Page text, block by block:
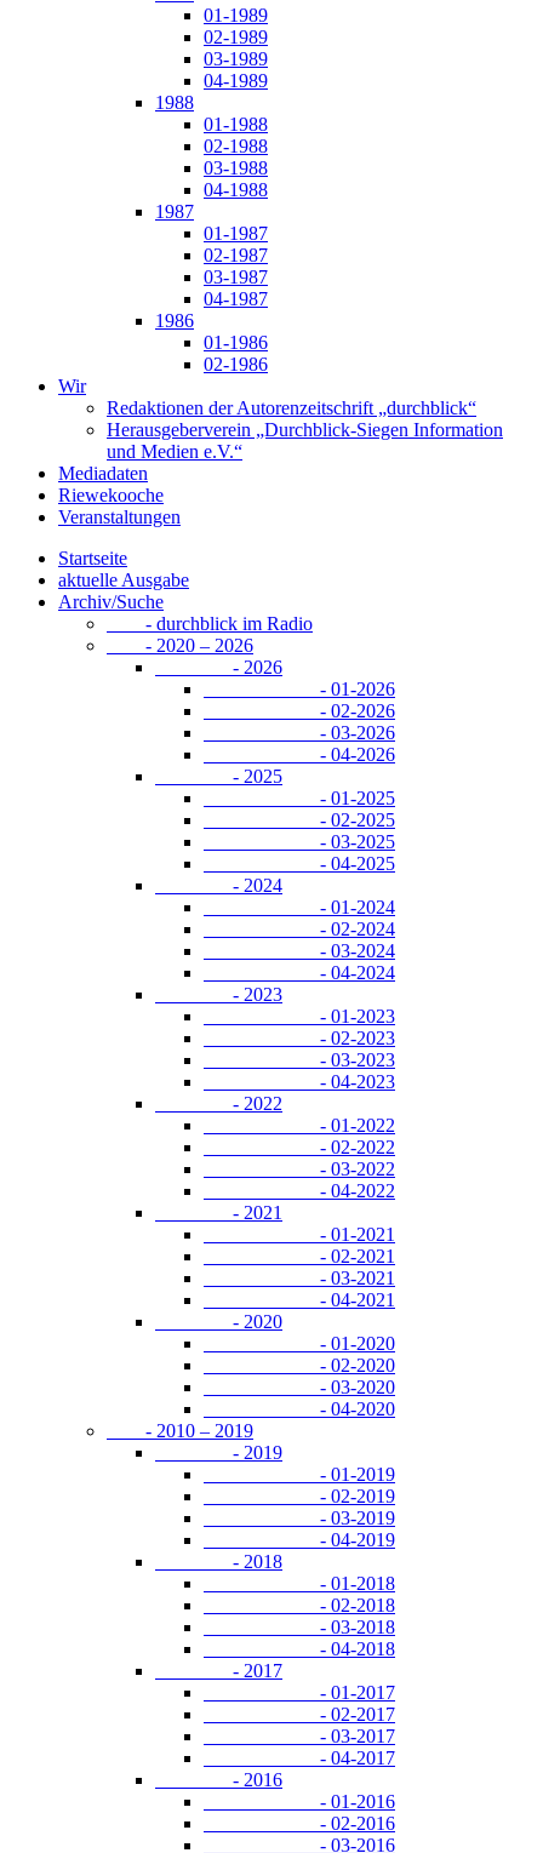
01-1989
02-1989
03-1989
04-1989
1988
01-1988
02-1988
03-1988
04-1988
1987
01-1987
02-1987
03-1987
04-1987
1986
01-1986
02-1986
Wir
Redaktionen der Autorenzeitschrift „durchblick“
Herausgeberverein „Durchblick-Siegen Information
und Medien e.V.“
Mediadaten
Riewekooche
Veranstaltungen
Startseite
aktuelle Ausgabe
Archiv/Suche
- durchblick im Radio
- 2020 – 2026
- 2026
- 01-2026
- 02-2026
- 03-2026
- 04-2026
- 2025
- 01-2025
- 02-2025
- 03-2025
- 04-2025
- 2024
- 01-2024
- 02-2024
- 03-2024
- 04-2024
- 2023
- 01-2023
- 02-2023
- 03-2023
- 04-2023
- 2022
- 01-2022
- 02-2022
- 03-2022
- 04-2022
- 2021
- 01-2021
- 02-2021
- 03-2021
- 04-2021
- 2020
- 01-2020
- 02-2020
- 03-2020
- 04-2020
- 2010 – 2019
- 2019
- 01-2019
- 02-2019
- 03-2019
- 04-2019
- 2018
- 01-2018
- 02-2018
- 03-2018
- 04-2018
- 2017
- 01-2017
- 02-2017
- 03-2017
- 04-2017
- 2016
- 01-2016
- 02-2016
- 03-2016